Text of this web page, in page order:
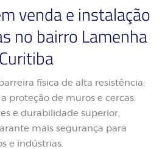
venda e instalação
no bairro Lamenha
física de alta resistência,
proteção de muros e cercas.
e durabilidade superior,
mais segurança para
e indústrias.